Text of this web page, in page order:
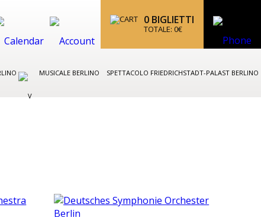
0 BIGLIETTI
TOTALE: 0€
MUSICALE BERLINO SPETTACOLO FRIEDRICHSTADT-PALAST BERLINO